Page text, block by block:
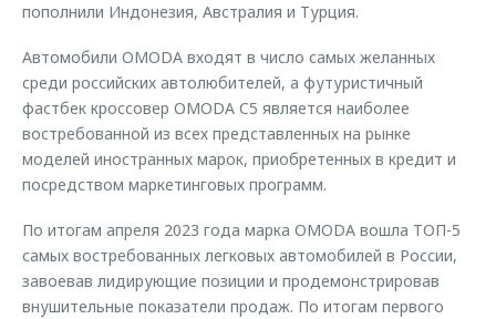
пополнили Индонезия, Австралия и Турция.
Автомобили OMODA входят в число самых желанных
среди российских автолюбителей, а футуристичный
фастбек кроссовер OMODA C5 является наиболее
востребованной из всех представленных на рынке
моделей иностранных марок, приобретенных в кредит и
посредством маркетинговых программ.
По итогам апреля 2023 года марка OMODA вошла ТОП-5
самых востребованных легковых автомобилей в России,
завоевав лидирующие позиции и продемонстрировав
внушительные показатели продаж. По итогам первого